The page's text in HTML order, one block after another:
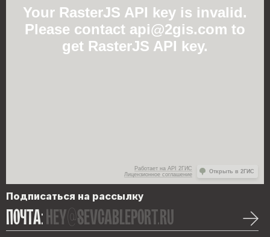
Подписаться на рассылку
ПОЧТА:hey@sevcableport.ru
Работает на API 2ГИС
Лицензионное соглашение
Открыть в 2ГИС
Your RasterJS API key is invalid.
Please contact api@2gis.com to
get RasterJS API key.